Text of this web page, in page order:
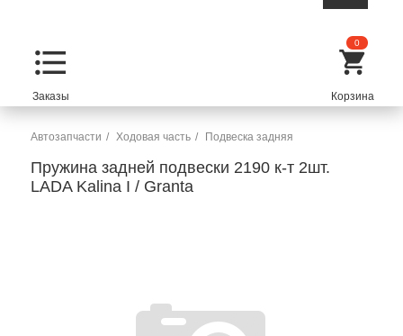
0
Автозапчасти Ходовая часть Подвеска задняя
Пружина задней подвески 2190 к-т 2шт.
LADA Kalina I / Granta